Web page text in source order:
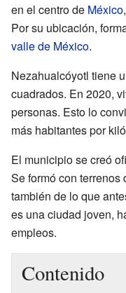
en el centro de México
Por su ubicación,
valle de México.
Nezahualcóyotl tiene
cuadrados. En 2020,
personas. Esto lo
más habitantes por
El municipio se creó
Se formó con terrenos
también de lo que
es una ciudad joven,
empleos.
Contenido